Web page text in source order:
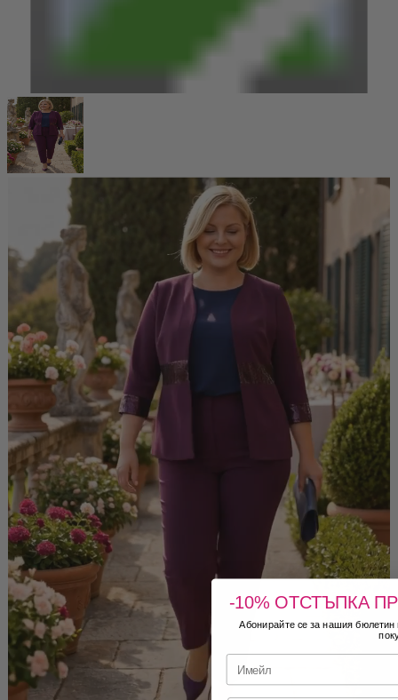
-10% ОТСТЪПКА
Абонирайте се за нашия бюлетин